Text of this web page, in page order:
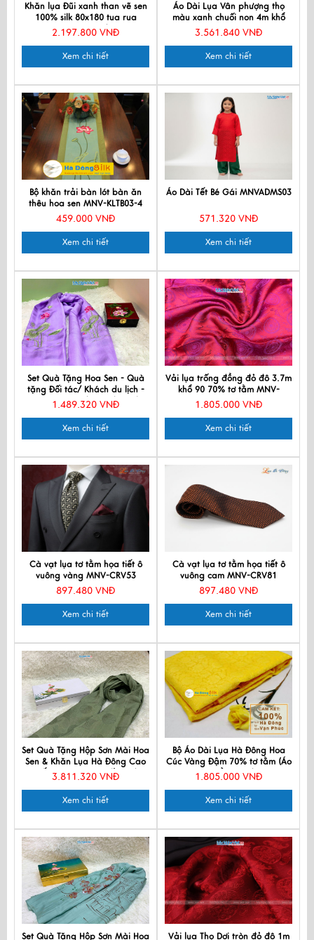
Khăn lụa Đũi xanh than vẽ sen
100% silk 80x180 tua rua
KLTA80180/5
2.197.800 VNĐ
Xem chi tiết
Áo Dài Lụa Vân phượng thọ
màu xanh chuối non 4m khổ
80cm MNV-LNL691-3
3.561.840 VNĐ
Xem chi tiết
Bộ khăn trải bàn lót bàn ăn
thêu hoa sen MNV-KLTB03-4
459.000 VNĐ
Xem chi tiết
Áo Dài Tết Bé Gái MNVADMS03
571.320 VNĐ
Xem chi tiết
Set Quà Tặng Hoa Sen - Quà
tặng Đối tác/ Khách du lịch -
Quà tặng văn hóa Việt - Hộp
CBMNV-LNL45180/1
1.489.320 VNĐ
Xem chi tiết
Vải lụa trống đồng đỏ đô 3.7m
khổ 90 70% tơ tằm MNV-
LHD230-7
1.805.000 VNĐ
Xem chi tiết
Cà vạt lụa tơ tằm họa tiết ô
vuông vàng MNV-CRV53
897.480 VNĐ
Xem chi tiết
Cà vạt lụa tơ tằm họa tiết ô
vuông cam MNV-CRV81
897.480 VNĐ
Xem chi tiết
Set Quà Tặng Hộp Sơn Mài Hoa
Sen & Khăn Lụa Hà Đông Cao
Cấp - Quà tặng Đối tác/
hóa Việt CBKLNL89-2
3.811.320 VNĐ
Xem chi tiết
Bộ Áo Dài Lụa Hà Đông Hoa
Cúc Vàng Đậm 70% tơ tằm (Áo
3,7m + Quần 2,3m) MNV-
1.805.000 VNĐ
Xem chi tiết
Set Quà Tặng Hộp Sơn Mài Hoa Vải lụa Thọ Dơi tròn đỏ đô 1m